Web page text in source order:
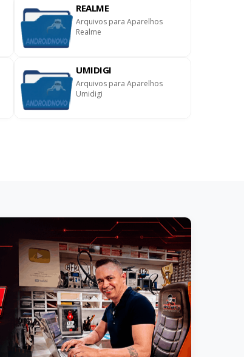
REALME
Arquivos para Aparelhos
Realme
UMIDIGI
Arquivos para Aparelhos
Umidigi